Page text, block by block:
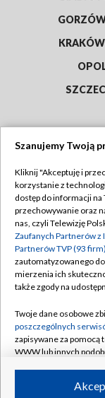
KRAKÓW
Abonament TVP
Emisja w TVP
Centrum
Naziemna
Rada
System NOS
Informacje o
Program dla
Szanujemy Twoją
Kliknij "Akceptuję i
korzystanie z
dostęp do informacji
przechowywanie oraz
nas, czyli Telewizję
Zaufanych Partnerów z
Partnerów TVP (93 firm)
zautomatyzowanego
mierzenia ich
także zgody na
Twoje dane osobowe
poszczególnych
zapisywane za pomocą
WWW lub innych
ruchu w Internecie.